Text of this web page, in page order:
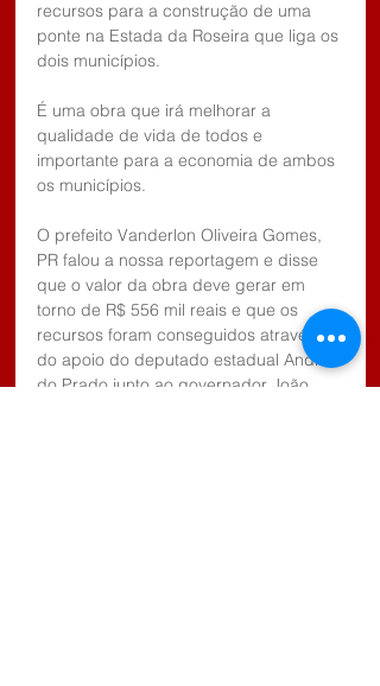
recursos para a construção de uma
ponte na Estada da Roseira que liga os
dois municípios.
É uma obra que irá melhorar a
qualidade de vida de todos e
importante para a economia de ambos
os municípios.
O prefeito Vanderlon Oliveira Gomes,
PR falou a nossa reportagem e disse
que o valor da obra deve gerar em
torno de R$ 556 mil reais e que os
recursos foram conseguidos através
do apoio do deputado estadual André
do Prado junto ao governador João